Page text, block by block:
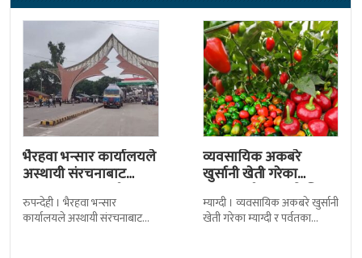
भैरहवा भन्सार कार्यालयले
अस्थायी संरचनाबाट
अत्यावश्यक सामाग्री
ल्याउदै
रुपन्देही । भैरहवा भन्सार
कार्यालयले अस्थायी संरचनाबाट
व्यवसायिक अकबरे
खुर्सानी खेती गरेका
कृषकलाई बजारको चिन्ता
म्याग्दी । व्यवसायिक अकबरे खुर्सानी
खेती गरेका म्याग्दी र पर्वतका